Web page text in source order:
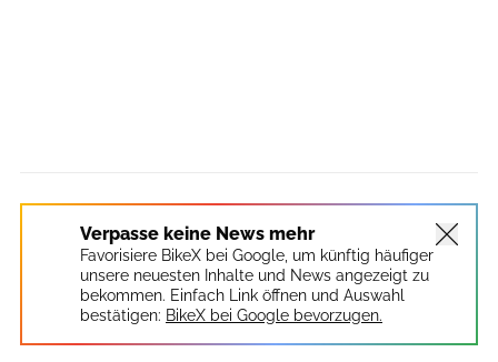
Verpasse keine News mehr
Favorisiere BikeX bei Google, um künftig häufiger
unsere neuesten Inhalte und News angezeigt zu
bekommen. Einfach Link öffnen und Auswahl
bestätigen: BikeX bei Google bevorzugen.